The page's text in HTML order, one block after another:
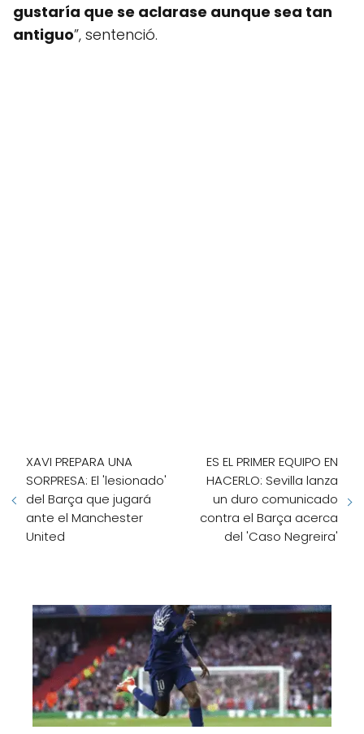
gustaría que se aclarase aunque sea tan
antiguo”, sentenció.
XAVI PREPARA UNA
SORPRESA: El 'lesionado'
del Barça que jugará
ante el Manchester
United
ES EL PRIMER EQUIPO EN
HACERLO: Sevilla lanza
un duro comunicado
contra el Barça acerca
del 'Caso Negreira'